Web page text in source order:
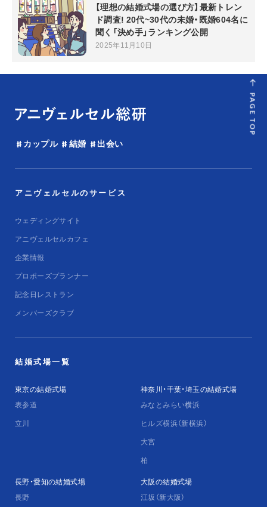
【理想の結婚式場の選び方】最新トレン
ド調査! 20代~30代の未婚・既婚604名に
聞く「決め手」ランキング公開
2025年11月10日
PAGE TOP
カップル 結婚 出会い
アニヴェルセルのサービス
ウェディングサイト
アニヴェルセルカフェ
企業情報
プロポーズプランナー
記念日レストラン
メンバーズクラブ
結婚式場一覧
東京の結婚式場
表参道
立川
神奈川・千葉・埼玉の結婚式場
みなとみらい横浜
ヒルズ横浜（新横浜）
大宮
柏
長野・愛知の結婚式場
長野
大阪の結婚式場
江坂（新大阪）